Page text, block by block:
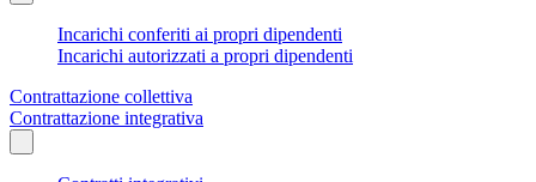
Incarichi conferiti ai propri dipendenti
Incarichi autorizzati a propri dipendenti
Contrattazione collettiva
Contrattazione integrativa